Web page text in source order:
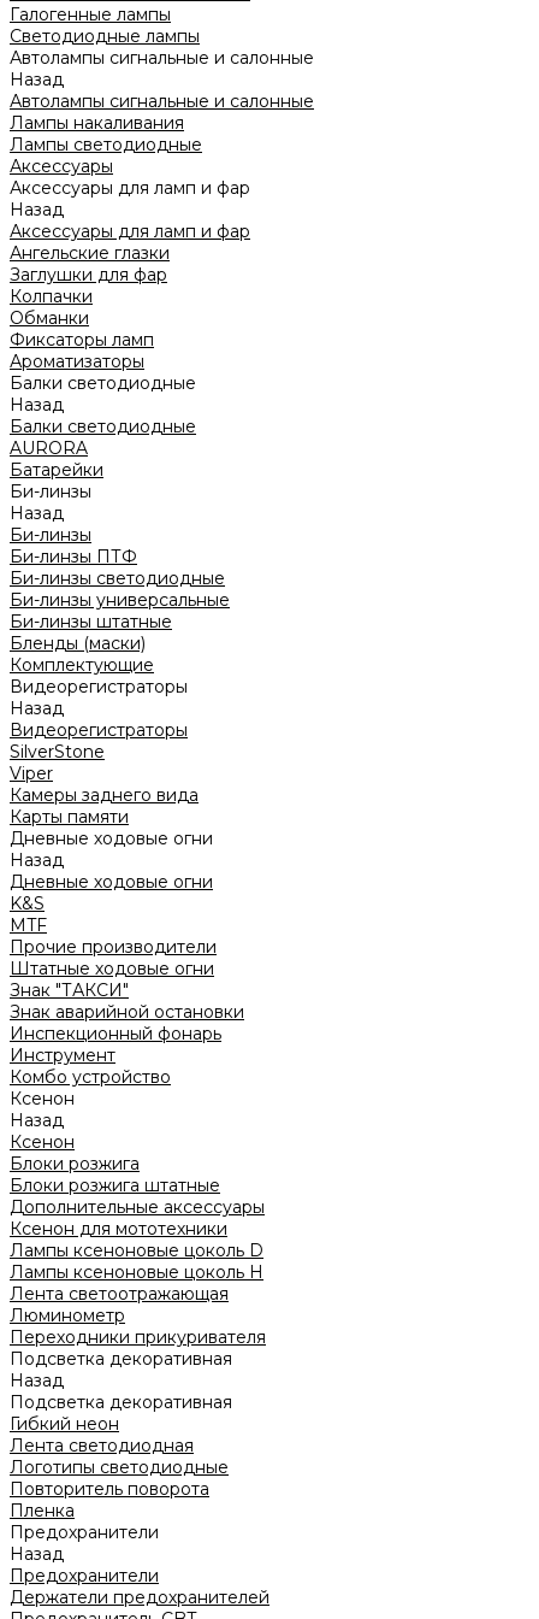
Галогенные лампы
Светодиодные лампы
Автолампы сигнальные и салонные
Назад
Автолампы сигнальные и салонные
Лампы накаливания
Лампы светодиодные
Аксессуары
Аксессуары для ламп и фар
Назад
Аксессуары для ламп и фар
Ангельские глазки
Заглушки для фар
Колпачки
Обманки
Фиксаторы ламп
Ароматизаторы
Балки светодиодные
Назад
Балки светодиодные
AURORA
Батарейки
Би-линзы
Назад
Би-линзы
Би-линзы ПТФ
Би-линзы светодиодные
Би-линзы универсальные
Би-линзы штатные
Бленды (маски)
Комплектующие
Видеорегистраторы
Назад
Видеорегистраторы
SilverStone
Viper
Камеры заднего вида
Карты памяти
Дневные ходовые огни
Назад
Дневные ходовые огни
K&S
MTF
Прочие производители
Штатные ходовые огни
Знак "ТАКСИ"
Знак аварийной остановки
Инспекционный фонарь
Инструмент
Комбо устройство
Ксенон
Назад
Ксенон
Блоки розжига
Блоки розжига штатные
Дополнительные аксессуары
Ксенон для мототехники
Лампы ксеноновые цоколь D
Лампы ксеноновые цоколь H
Лента светоотражающая
Люминометр
Переходники прикуривателя
Подсветка декоративная
Назад
Подсветка декоративная
Гибкий неон
Лента светодиодная
Логотипы светодиодные
Повторитель поворота
Пленка
Предохранители
Назад
Предохранители
Держатели предохранителей